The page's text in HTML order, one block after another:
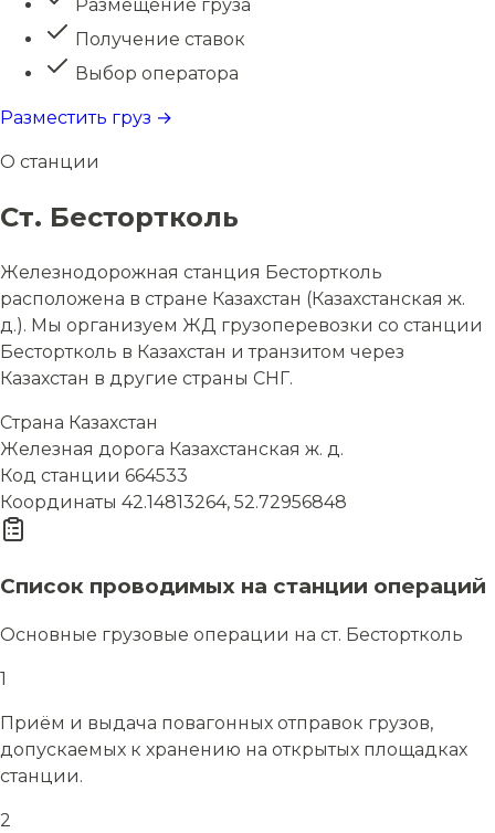
Размещение груза
Получение ставок
Выбор оператора
Разместить груз →
О станции
Ст. Бестортколь
Железнодорожная станция Бестортколь
расположена в стране Казахстан (Казахстанская ж.
д.). Мы организуем ЖД грузоперевозки со станции
Бестортколь в Казахстан и транзитом через
Казахстан в другие страны СНГ.
Страна Казахстан
Железная дорога Казахстанская ж. д.
Код станции 664533
Координаты 42.14813264, 52.72956848
Список проводимых на станции операций
Основные грузовые операции на ст. Бестортколь
1
Приём и выдача повагонных отправок грузов,
допускаемых к хранению на открытых площадках
станции.
2